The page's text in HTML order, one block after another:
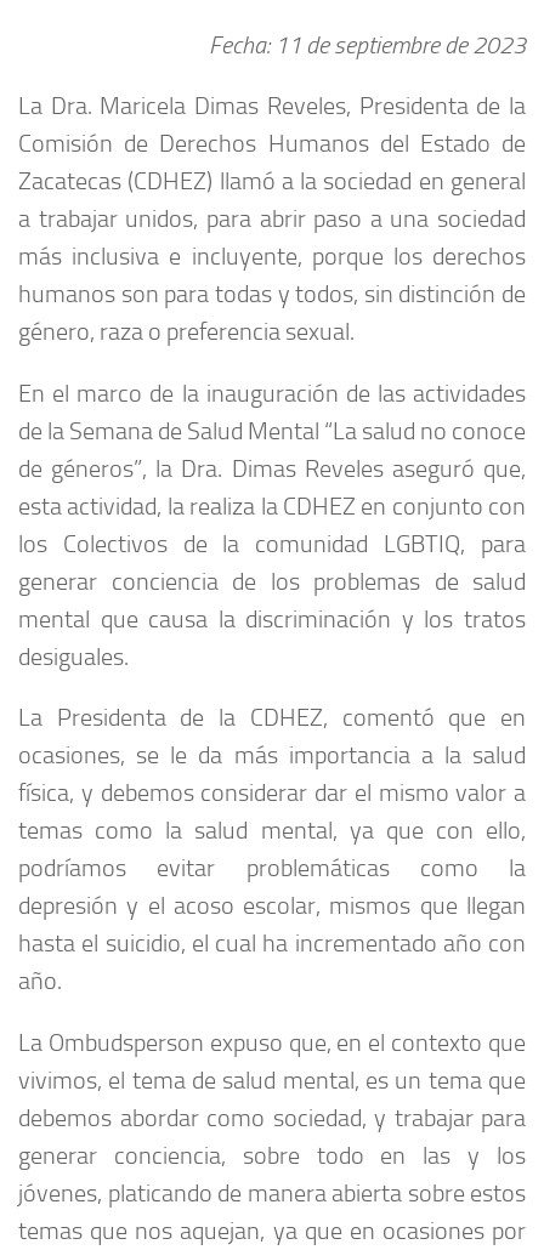
Fecha: 11 de septiembre de 2023
La Dra. Maricela Dimas Reveles, Presidenta de la
Comisión de Derechos Humanos del Estado de
Zacatecas (CDHEZ) llamó a la sociedad en general
a trabajar unidos, para abrir paso a una sociedad
más inclusiva e incluyente, porque los derechos
humanos son para todas y todos, sin distinción de
género, raza o preferencia sexual.
En el marco de la inauguración de las actividades
de la Semana de Salud Mental “La salud no conoce
de géneros”, la Dra. Dimas Reveles aseguró que,
esta actividad, la realiza la CDHEZ en conjunto con
los Colectivos de la comunidad LGBTIQ, para
generar conciencia de los problemas de salud
mental que causa la discriminación y los tratos
desiguales.
La Presidenta de la CDHEZ, comentó que en
ocasiones, se le da más importancia a la salud
física, y debemos considerar dar el mismo valor a
temas como la salud mental, ya que con ello,
podríamos evitar problemáticas como la
depresión y el acoso escolar, mismos que llegan
hasta el suicidio, el cual ha incrementado año con
año.
La Ombudsperson expuso que, en el contexto que
vivimos, el tema de salud mental, es un tema que
debemos abordar como sociedad, y trabajar para
generar conciencia, sobre todo en las y los
jóvenes, platicando de manera abierta sobre estos
temas que nos aquejan, ya que en ocasiones por